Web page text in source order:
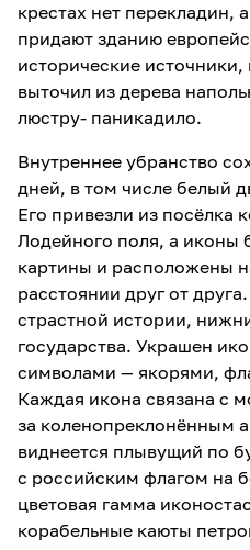
крестах нет перекладин,
придают зданию
исторические
выточил из дерева
люстру- паникадило.
Внутреннее убранство
дней, в том числе белый
Его привезли из посёлка
Лодейного поля, а иконы
картины и расположены
расстоянии друг от
страстной истории,
государства. Украшен
символами — якорями,
Каждая икона связана с
за коленопреклонённым
виднеется плывущий по
с российским флагом на
цветовая гамма
корабельные каюты